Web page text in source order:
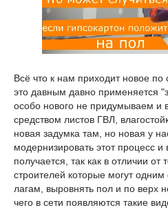
Всё что к нам приходит новое по
это давным давно применяется
особо нового не придумываем и
средством листов ГВЛ,
новая задумка там, но новая у
модернизировать этот процесс
получается, так как в отличии
строителей которые могут
лагам, выровнять пол и по верх
чего в сети появляются такие